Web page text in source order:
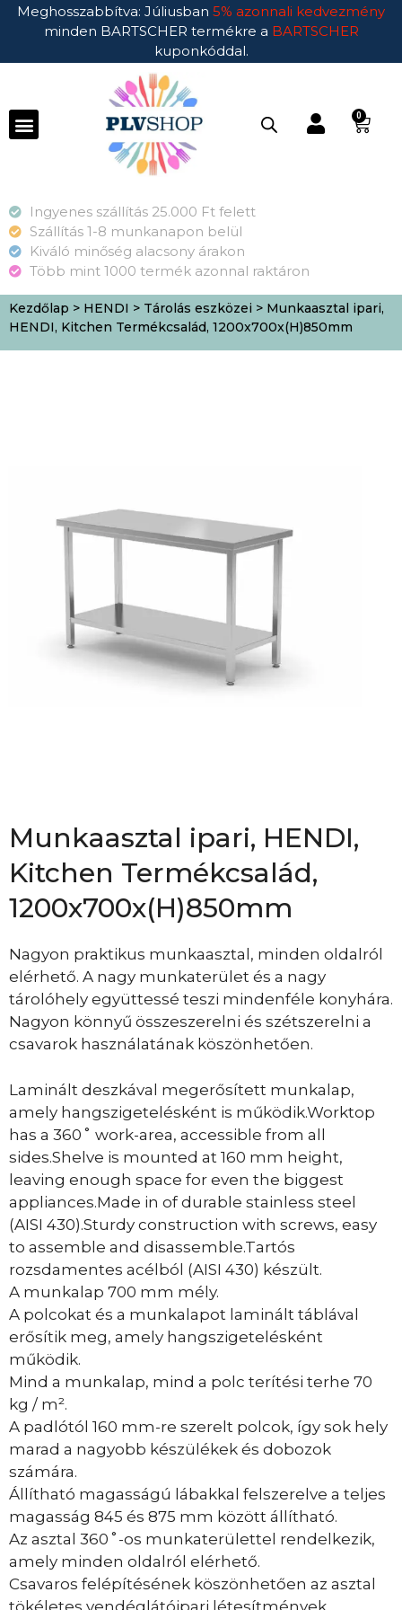
Meghosszabbítva: Júliusban 5% azonnali kedvezmény
minden BARTSCHER termékre a BARTSCHER
kuponkóddal.
0
Ingyenes szállítás 25.000 Ft felett
Szállítás 1-8 munkanapon belül
Kiváló minőség alacsony árakon
Több mint 1000 termék azonnal raktáron
Kezdőlap > HENDI > Tárolás eszközei > Munkaasztal ipari,
HENDI, Kitchen Termékcsalád, 1200x700x(H)850mm
Munkaasztal ipari, HENDI,
Kitchen Termékcsalád,
1200x700x(H)850mm
Nagyon praktikus munkaasztal, minden oldalról
elérhető. A nagy munkaterület és a nagy
tárolóhely együttessé teszi mindenféle konyhára.
Nagyon könnyű összeszerelni és szétszerelni a
csavarok használatának köszönhetően.
Laminált deszkával megerősített munkalap,
amely hangszigetelésként is működik.Worktop
has a 360˚ work-area, accessible from all
sides.Shelve is mounted at 160 mm height,
leaving enough space for even the biggest
appliances.Made in of durable stainless steel
(AISI 430).Sturdy construction with screws, easy
to assemble and disassemble.Tartós
rozsdamentes acélból (AISI 430) készült.
A munkalap 700 mm mély.
A polcokat és a munkalapot laminált táblával
erősítik meg, amely hangszigetelésként
működik.
Mind a munkalap, mind a polc terítési terhe 70
kg / m².
A padlótól 160 mm-re szerelt polcok, így sok hely
marad a nagyobb készülékek és dobozok
számára.
Állítható magasságú lábakkal felszerelve a teljes
magasság 845 és 875 mm között állítható.
Az asztal 360˚-os munkaterülettel rendelkezik,
amely minden oldalról elérhető.
Csavaros felépítésének köszönhetően az asztal
tökéletes vendéglátóipari létesítmények